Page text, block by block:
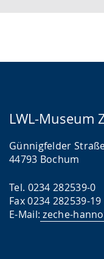
LWL-Museum
Günnigfelder
44793 Bochum
Tel. 0234 282539-0
Fax 0234 282539-19
E-Mail: zeche-